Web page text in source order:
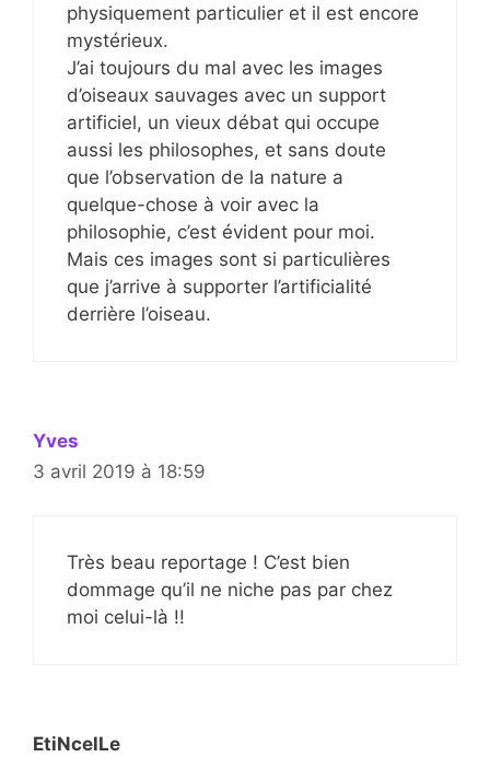
physiquement particulier et il est encore
mystérieux.
J’ai toujours du mal avec les images
d’oiseaux sauvages avec un support
artificiel, un vieux débat qui occupe
aussi les philosophes, et sans doute
que l’observation de la nature a
quelque-chose à voir avec la
philosophie, c’est évident pour moi.
Mais ces images sont si particulières
que j’arrive à supporter l’artificialité
derrière l’oiseau.
Yves
3 avril 2019 à 18:59
Très beau reportage ! C’est bien
dommage qu’il ne niche pas par chez
moi celui-là !!
EtiNcelLe